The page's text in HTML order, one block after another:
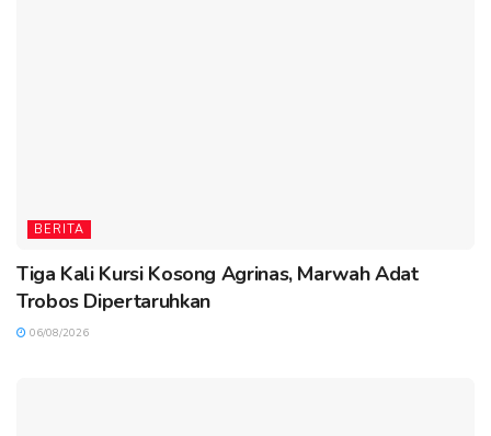
BERITA
Tiga Kali Kursi Kosong Agrinas, Marwah Adat
Trobos Dipertaruhkan
06/08/2026